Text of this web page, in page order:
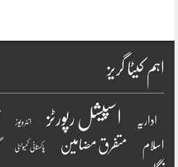
اہم کیٹا گریز
اداریہ اسپیشل رپورٹز انٹرویو ز
اسلام متفرق مضامین پاکستانی کمیونٹی